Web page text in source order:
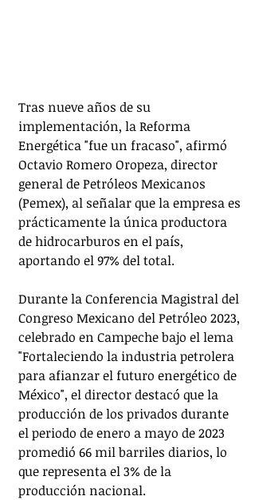
Tras nueve años de su
implementación, la Reforma
Energética "fue un fracaso", afirmó
Octavio Romero Oropeza, director
general de Petróleos Mexicanos
(Pemex), al señalar que la empresa es
prácticamente la única productora
de hidrocarburos en el país,
aportando el 97% del total.
Durante la Conferencia Magistral del
Congreso Mexicano del Petróleo 2023,
celebrado en Campeche bajo el lema
"Fortaleciendo la industria petrolera
para afianzar el futuro energético de
México", el director destacó que la
producción de los privados durante
el periodo de enero a mayo de 2023
promedió 66 mil barriles diarios, lo
que representa el 3% de la
producción nacional.